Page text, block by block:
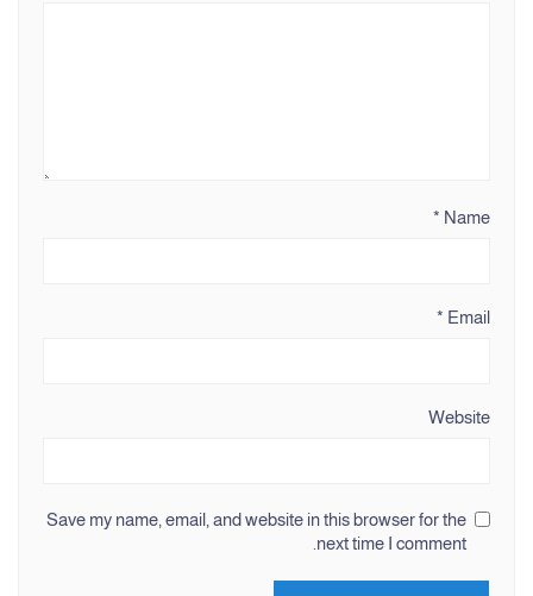
Name
*
Email
*
Website
Save my name, email, and website in this browser for the
next time I comment.